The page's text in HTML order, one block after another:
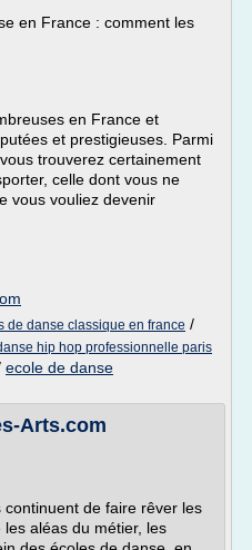
en France : comment les
en France et
et prestigieuses. Parmi
trouverez certainement
celle dont vous ne
vous vouliez devenir
de danse classique en france /
hip hop professionnelle paris
ecole de danse
Arts.com
de faire rêver les
aléas du métier, les